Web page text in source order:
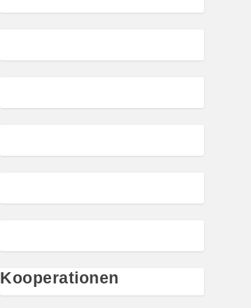
Kooperationen